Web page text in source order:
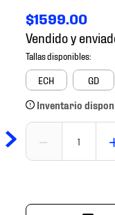
$1599.00
Vendido y
ECH GD
Inventario
－